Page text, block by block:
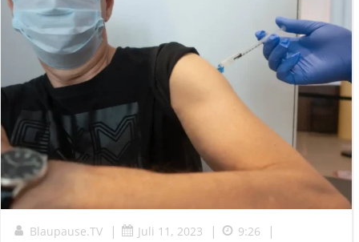
Blaupause.TV | Juli 11, 2023 | 9:26 |